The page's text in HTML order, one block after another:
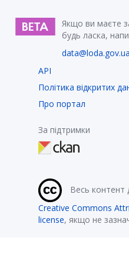
Якщо ви маєте
будь ласка,
data@loda.gov.ua
API
Політика відкритих
Про портал
За підтримки
Весь контент
Creative Commons
license, якщо не